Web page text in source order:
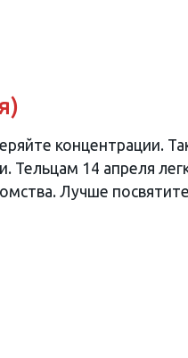
концентрации.
Тельцам 14 апреля
Лучше